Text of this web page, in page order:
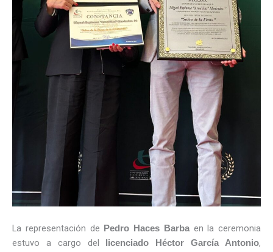
La representación de Pedro Haces Barbaen la ceremonia
estuvo a cargo del licenciado Héctor García Antonio,